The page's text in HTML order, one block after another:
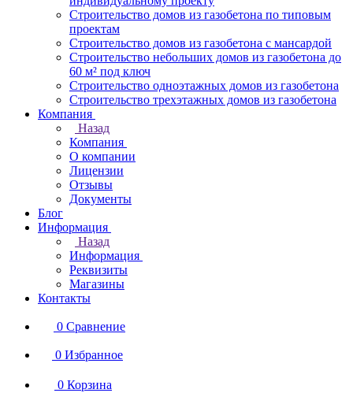
Строительство домов из газобетона по типовым
проектам
Строительство домов из газобетона с мансардой
Строительство небольших домов из газобетона до
60 м² под ключ
Строительство одноэтажных домов из газобетона
Строительство трехэтажных домов из газобетона
Компания
Назад
Компания
О компании
Лицензии
Отзывы
Документы
Блог
Информация
Назад
Информация
Реквизиты
Магазины
Контакты
0 Сравнение
0 Избранное
0 Корзина